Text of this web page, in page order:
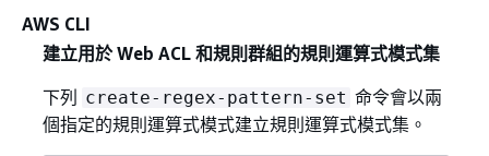
AWS CLI
建立用於 Web ACL 和規則群組的規則運算式模式集
下列
create-regex-pattern-set 命令會以兩
個指定的規則運算式模式建立規則運算式模式集。